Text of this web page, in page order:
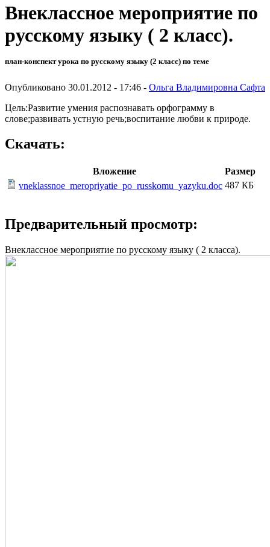
Внеклассное мероприятие по
русскому языку ( 2 класс).
план-конспект урока по русскому языку (2 класс) по теме
Опубликовано 30.01.2012 - 17:46 - Ольга Владимировна Сафта
Цель:Развитие умения распознавать орфограмму в
слове;развивать устную речь;воспитание любви к природе.
Скачать:
Вложение
Размер
vneklassnoe_meropriyatie_po_russkomu_yazyku.doc 487 КБ
Предварительный просмотр:
Внеклассное мероприятие по русскому языку ( 2 класса).